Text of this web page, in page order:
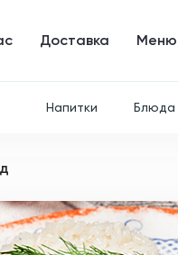
Доставка Меню
Напитки Блюда